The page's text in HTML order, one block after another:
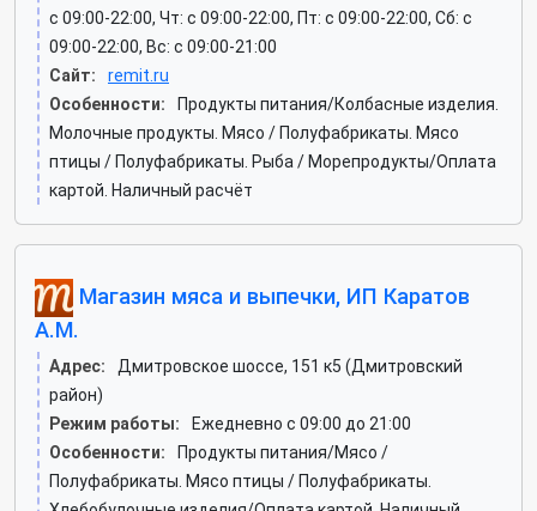
c 09:00-22:00, Чт: c 09:00-22:00, Пт: c 09:00-22:00, Сб: c
09:00-22:00, Вс: c 09:00-21:00
Сайт:
remit.ru
Особенности:
Продукты питания/Колбасные изделия.
Молочные продукты. Мясо / Полуфабрикаты. Мясо
птицы / Полуфабрикаты. Рыба / Морепродукты/Оплата
картой. Наличный расчёт
Магазин мяса и выпечки, ИП Каратов
А.М.
Адрес:
Дмитровское шоссе, 151 к5 (Дмитровский
район)
Режим работы:
Ежедневно с 09:00 до 21:00
Особенности:
Продукты питания/Мясо /
Полуфабрикаты. Мясо птицы / Полуфабрикаты.